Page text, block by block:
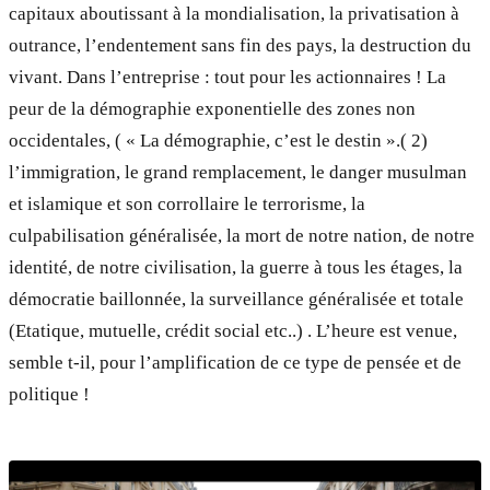
capitaux aboutissant à la mondialisation, la privatisation à
outrance, l’endentement sans fin des pays, la destruction du
vivant. Dans l’entreprise : tout pour les actionnaires ! La
peur de la démographie exponentielle des zones non
occidentales, ( « La démographie, c’est le destin ».( 2)
l’immigration, le grand remplacement, le danger musulman
et islamique et son corrollaire le terrorisme, la
culpabilisation généralisée, la mort de notre nation, de notre
identité, de notre civilisation, la guerre à tous les étages, la
démocratie baillonnée, la surveillance généralisée et totale
(Etatique, mutuelle, crédit social etc..) . L’heure est venue,
semble t-il, pour l’amplification de ce type de pensée et de
politique !